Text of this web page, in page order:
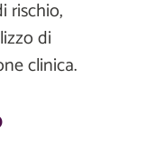
rischio,
di
clinica.